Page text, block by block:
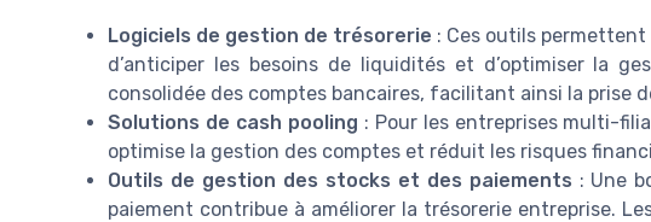
Logiciels de gestion de trésorerie : Ces outils permettent
d’anticiper les besoins de liquidités et d’optimiser la
consolidée des comptes bancaires, facilitant ainsi la prise
Solutions de cash pooling : Pour les entreprises multi-
optimise la gestion des comptes et réduit les risques
Outils de gestion des stocks et des paiements : Une
paiement contribue à améliorer la trésorerie entreprise.